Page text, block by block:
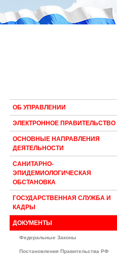
ОБ УПРАВЛЕНИИ
ЭЛЕКТРОННОЕ ПРАВИТЕЛЬСТВО
ОСНОВНЫЕ НАПРАВЛЕНИЯ
ДЕЯТЕЛЬНОСТИ
САНИТАРНО-
ЭПИДЕМИОЛОГИЧЕСКАЯ
ОБСТАНОВКА
ГОСУДАРСТВЕННАЯ СЛУЖБА И
КАДРЫ
ДОКУМЕНТЫ
Федеральные Законы
Постановления Правительства РФ